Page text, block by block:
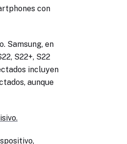
con
Samsung, en
S22+, S22
incluyen
aunque